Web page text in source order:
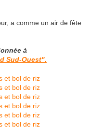
a comme un air de fête
à
Sud-Ouest".